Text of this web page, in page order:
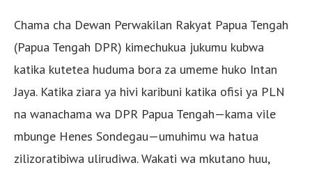
Chama cha Dewan Perwakilan Rakyat Papua Tengah
(Papua Tengah DPR) kimechukua jukumu kubwa
katika kutetea huduma bora za umeme huko Intan
Jaya. Katika ziara ya hivi karibuni katika ofisi ya PLN
na wanachama wa DPR Papua Tengah—kama vile
mbunge Henes Sondegau—umuhimu wa hatua
zilizoratibiwa ulirudiwa. Wakati wa mkutano huu,